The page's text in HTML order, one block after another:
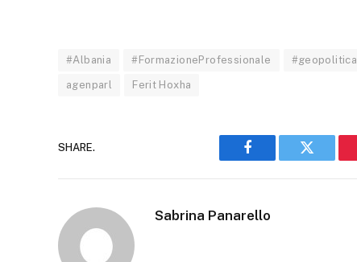
#Albania #FormazioneProfessionale #geopolitica
agenparl Ferit Hoxha
SHARE.
Facebook Twitter
Sabrina Panarello